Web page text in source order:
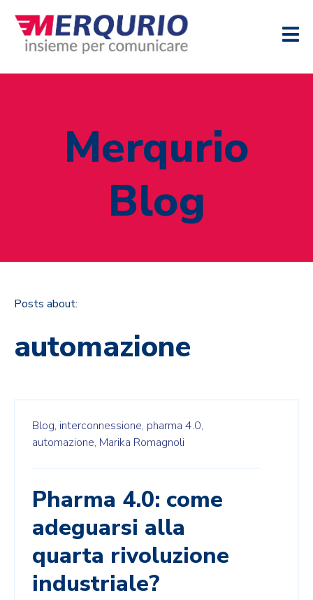
Merqurio
Blog
Posts about:
automazione
Blog, interconnessione, pharma 4.0,
automazione, Marika Romagnoli
Pharma 4.0: come
adeguarsi alla
quarta rivoluzione
industriale?